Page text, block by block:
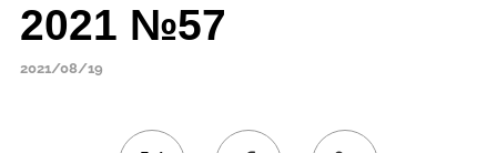
2021 №57
2021/08/19